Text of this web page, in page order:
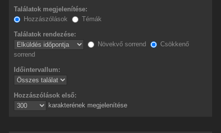
Találatok megjelenítése:
Hozzászólások
Témák
Találatok rendezése:
Növekvő sorrend
Csökkenő
sorrend
Időintervallum:
Hozzászólások első:
karakterének megjelenítése